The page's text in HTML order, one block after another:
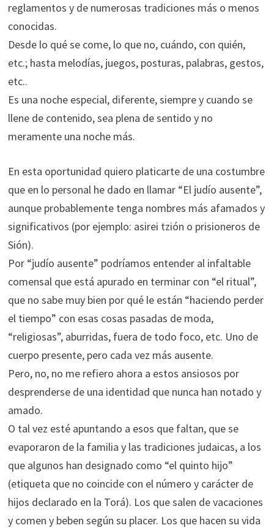
reglamentos y de numerosas tradiciones más o menos
conocidas.
Desde lo qué se come, lo que no, cuándo, con quién,
etc.; hasta melodías, juegos, posturas, palabras, gestos,
etc..
Es una noche especial, diferente, siempre y cuando se
llene de contenido, sea plena de sentido y no
meramente una noche más.
En esta oportunidad quiero platicarte de una costumbre
que en lo personal he dado en llamar “El judío ausente”,
aunque probablemente tenga nombres más afamados y
significativos (por ejemplo: asirei tzión o prisioneros de
Sión).
Por “judío ausente” podríamos entender al infaltable
comensal que está apurado en terminar con “el ritual”,
que no sabe muy bien por qué le están “haciendo perder
el tiempo” con esas cosas pasadas de moda,
“religiosas”, aburridas, fuera de todo foco, etc. Uno de
cuerpo presente, pero cada vez más ausente.
Pero, no, no me refiero ahora a estos ansiosos por
desprenderse de una identidad que nunca han notado y
amado.
O tal vez esté apuntando a esos que faltan, que se
evaporaron de la familia y las tradiciones judaicas, a los
que algunos han designado como “el quinto hijo”
(etiqueta que no coincide con el número y carácter de
hijos declarado en la Torá). Los que salen de vacaciones
y comen y beben según su placer. Los que hacen su vida